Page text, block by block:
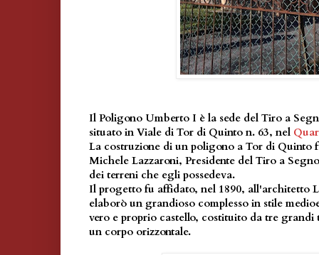
Il Poligono Umberto I è la sede del Tiro a
situato in Viale di Tor di Quinto n. 63, nel
La costruzione di un poligono a Tor di Quinto
Michele Lazzaroni, Presidente del Tiro a
dei terreni che egli possedeva.
Il progetto fu affidato, nel 1890, all'architetto
elaborò un grandioso complesso in stile
vero e proprio castello, costituito da tre grandi
un corpo orizzontale.